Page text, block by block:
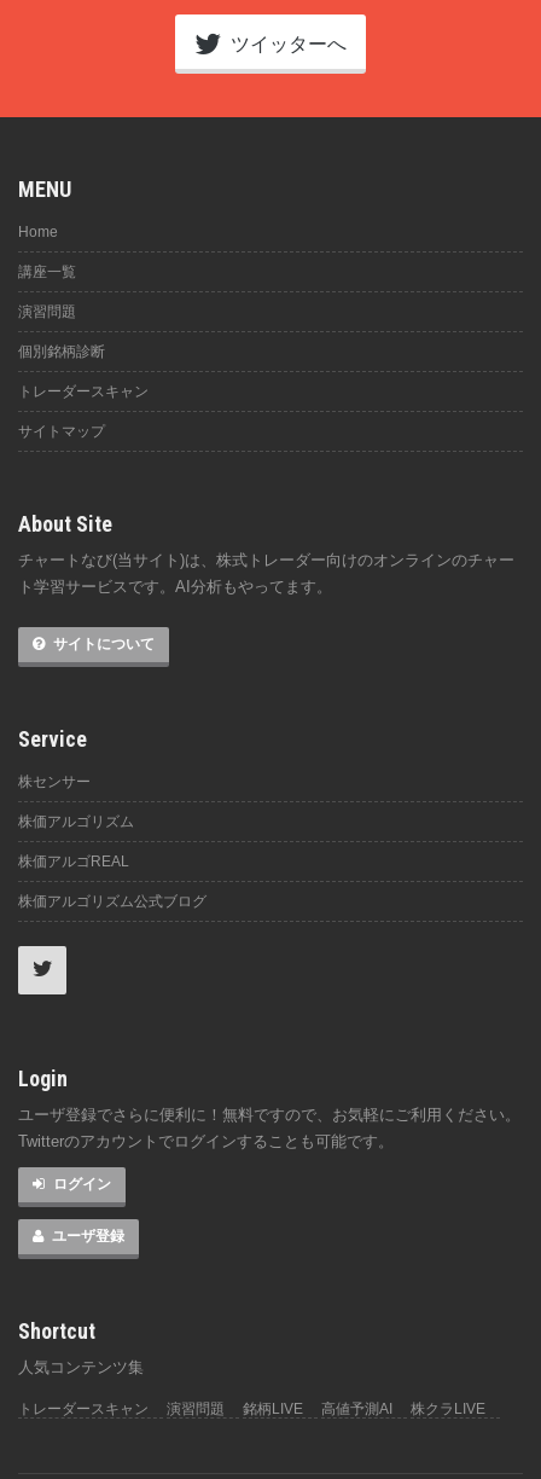
ツイッターへ
MENU
Home
講座一覧
演習問題
個別銘柄診断
トレーダースキャン
サイトマップ
About Site
チャートなび(当サイト)は、株式トレーダー向けのオンラインのチャー
ト学習サービスです。AI分析もやってます。
サイトについて
Service
株センサー
株価アルゴリズム
株価アルゴREAL
株価アルゴリズム公式ブログ
Login
ユーザ登録でさらに便利に！無料ですので、お気軽にご利用ください。
Twitterのアカウントでログインすることも可能です。
ログイン
ユーザ登録
Shortcut
人気コンテンツ集
トレーダースキャン 演習問題 銘柄LIVE 高値予測AI 株クラLIVE